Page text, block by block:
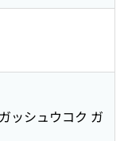
ッシュウコク ガ